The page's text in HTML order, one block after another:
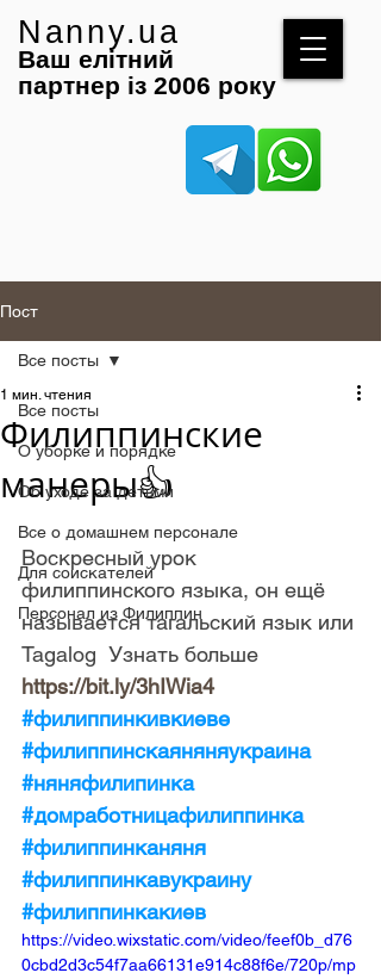
Nanny.ua
Ваш елітний
партнер із 2006 року
Пост
Все посты
О уборке и порядке
Об уходе за детьми
Все о домашнем персонале
Для соискателей
Персонал из Филиппин
Все посты
Филиппинские
манеры👍
1 мин. чтения
Воскресный урок
филиппинского языка, он ещё
называется тагальский язык или
Tagalog  Узнать больше
https://bit.ly/3hIWia4
#филиппинкивкиеве
#филиппинскаяняняукраина
#няняфилипинка
#домработницафилиппинка
#филиппинканяня
#филиппинкавукраину
#филиппинкакиев
https://video.wixstatic.com/video/feef0b_d76
0cbd2d3c54f7aa66131e914c88f6e/720p/mp